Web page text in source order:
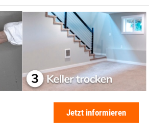
Jetzt informieren